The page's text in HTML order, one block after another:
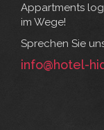
Appartments
im Wege!
Sprechen Sie
info@hotel-